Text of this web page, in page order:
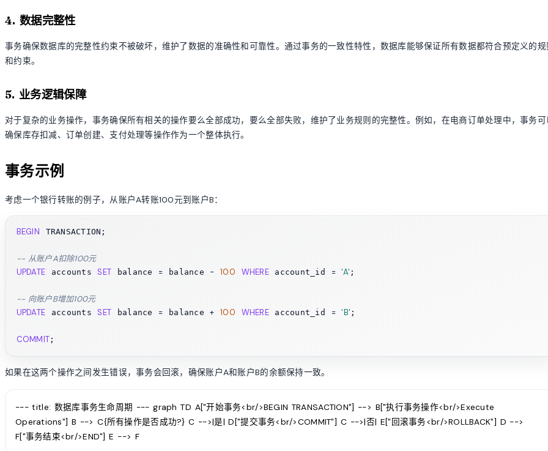
4. 数据完整性
事务确保数据库的完整性约束不被破坏，维护了数据的准确性和可靠性。通过事务的一致性特性，数据库能够保证所有数据都符合预定义的规
和约束。
5. 业务逻辑保障
对于复杂的业务操作，事务确保所有相关的操作要么全部成功，要么全部失败，维护了业务规则的完整性。例如，在电商订单处理中，事务可
确保库存扣减、订单创建、支付处理等操作作为一个整体执行。
事务示例
考虑一个银行转账的例子，从账户A转账100元到账户B：
BEGIN TRANSACTION;
-- 从账户A扣除100元
UPDATE accounts SET balance = balance - 100 WHERE account_id = 'A' ;
-- 向账户B增加100元
UPDATE accounts SET balance = balance + 100 WHERE account_id = 'B' ;
COMMIT
如果在这两个操作之间发生错误，事务会回滚，确保账户A和账户B的余额保持一致。
--- title: 数据库事务生命周期 --- graph TD A["开始事务<br/>BEGIN TRANSACTION"] --> B["执行事务操作<br/>Execute
Operations"] B --> C{所有操作是否成功?} C -->|是| D["提交事务<br/>COMMIT"] C -->|否| E["回滚事务<br/>ROLLBACK"] D -->
F["事务结束<br/>END"] E --> F